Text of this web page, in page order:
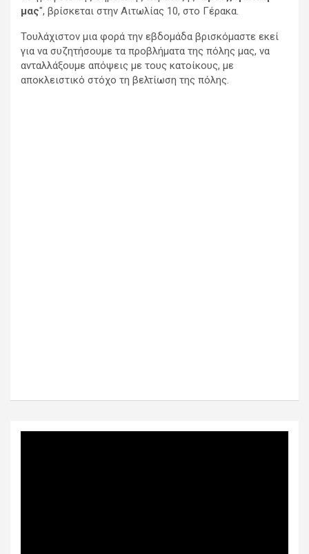
μας", βρίσκεται στην Αιτωλίας 10, στο Γέρακα.
Τουλάχιστον μια φορά την εβδομάδα βρισκόμαστε εκεί
για να συζητήσουμε τα προβλήματα της πόλης μας, να
ανταλλάξουμε απόψεις με τους κατοίκους, με
αποκλειστικό στόχο τη βελτίωση της πόλης.